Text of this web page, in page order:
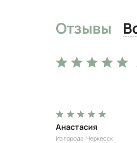
Отзывы
Анастасия
Из города Черкесск